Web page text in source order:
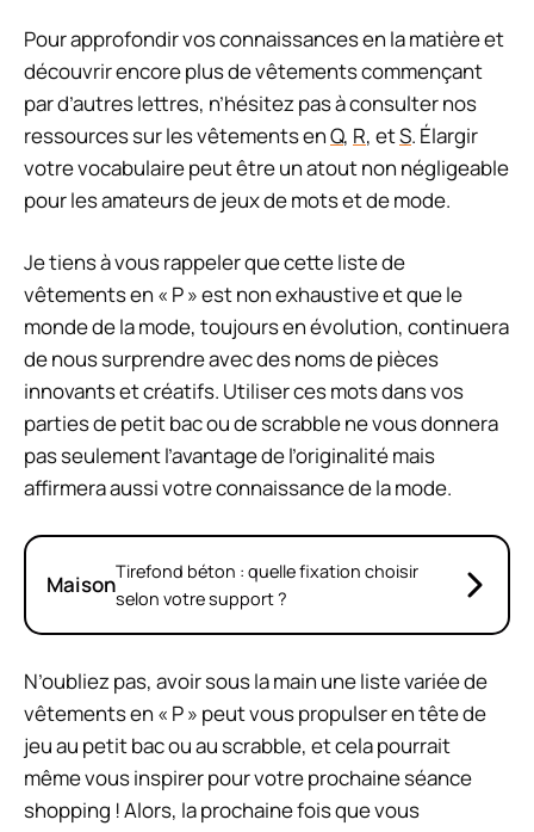
Pour approfondir vos connaissances en la matière et
découvrir encore plus de vêtements commençant
par d’autres lettres, n’hésitez pas à consulter nos
ressources sur les vêtements enQ, R, etS. Élargir
votre vocabulaire peut être un atout non négligeable
pour les amateurs de jeux de mots et de mode.
Je tiens à vous rappeler que cette liste de
vêtements en « P » est non exhaustive et que le
monde de la mode, toujours en évolution, continuera
de nous surprendre avec des noms de pièces
innovants et créatifs. Utiliser ces mots dans vos
parties de petit bac ou de scrabble ne vous donnera
pas seulement l’avantage de l’originalité mais
affirmera aussi votre connaissance de la mode.
MaisonTirefond béton : quelle fixation choisir
selon votre support ?
N’oubliez pas, avoir sous la main une liste variée de
vêtements en « P » peut vous propulser en tête de
jeu au petit bac ou au scrabble, et cela pourrait
même vous inspirer pour votre prochaine séance
shopping ! Alors, la prochaine fois que vous